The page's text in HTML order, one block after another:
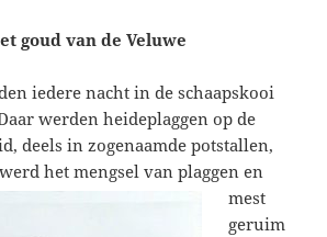
goud van de Veluwe
iedere nacht in de schaapskooi
werden heideplaggen op de
deels in zogenaamde potstallen,
het mengsel van plaggen en
mest
geruim